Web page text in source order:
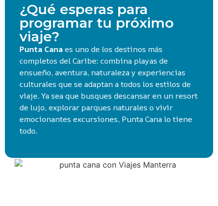
¿Qué esperas para
programar tu próximo
viaje?
Punta Canaes uno de los destinos más
completos del Caribe: combina playas de
ensueño, aventura, naturaleza y experiencias
culturales que se adaptan a todos los estilos de
viaje. Ya sea que busques descansar en un resort
de lujo, explorar parques naturales o vivir
emocionantes excursiones, Punta Cana lo tiene
todo.